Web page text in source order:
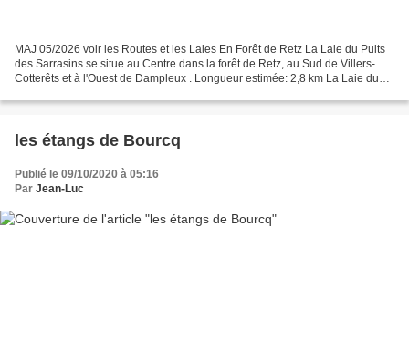
MAJ 05/2026 voir les Routes et les Laies En Forêt de Retz La Laie du Puits
des Sarrasins se situe au Centre dans la forêt de Retz, au Sud de Villers-
Cotterêts et à l'Ouest de Dampleux . Longueur estimée: 2,8 km La Laie du
les étangs de Bourcq
Publié le 09/10/2020 à 05:16
Par Jean-Luc